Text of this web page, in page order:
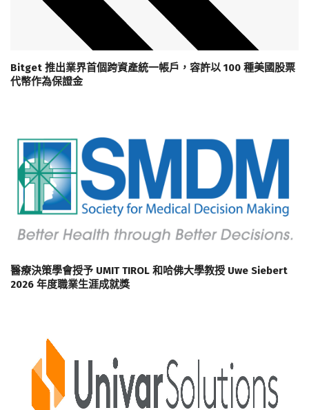
Bitget 推出業界首個跨資產統一帳戶，容許以 100 種美國股票
代幣作為保證金
醫療決策學會授予 UMIT TIROL 和哈佛大學教授 Uwe Siebert
2026 年度職業生涯成就獎